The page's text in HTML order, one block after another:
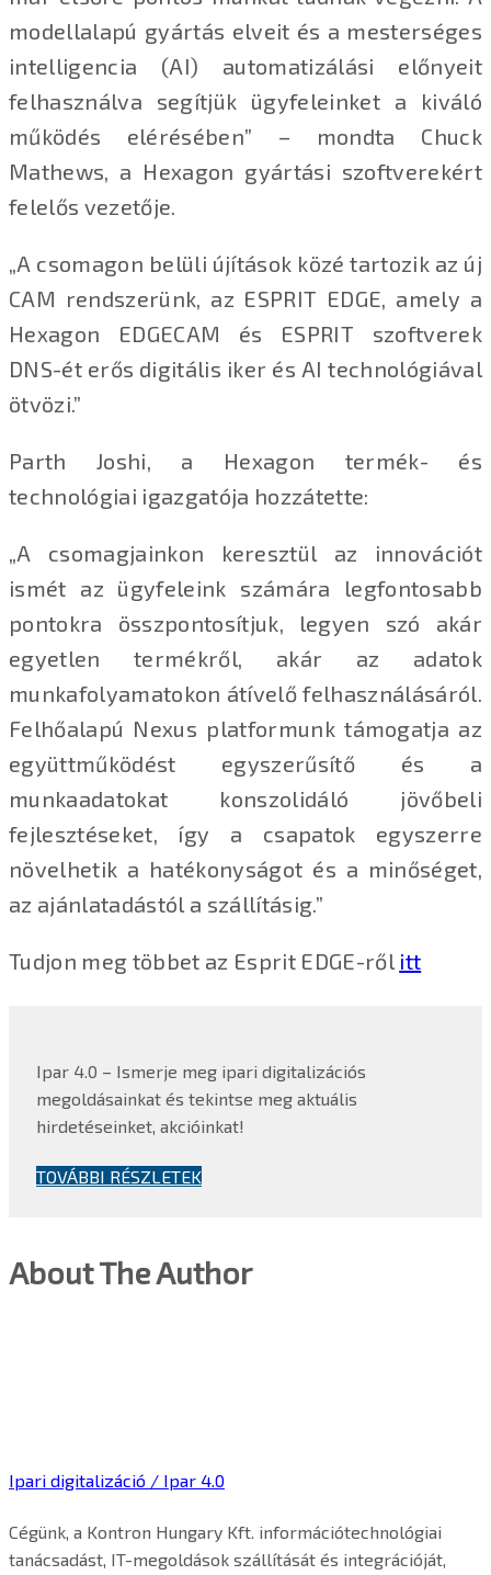
modellalapú gyártás elveit és a mesterséges
intelligencia (AI) automatizálási előnyeit
felhasználva segítjük ügyfeleinket a kiváló
működés elérésében” – mondta Chuck
Mathews, a Hexagon gyártási szoftverekért
felelős vezetője.
„A csomagon belüli újítások közé tartozik az új
CAM rendszerünk, az ESPRIT EDGE, amely a
Hexagon EDGECAM és ESPRIT szoftverek
DNS-ét erős digitális iker és AI technológiával
ötvözi.”
Parth Joshi, a Hexagon termék- és
technológiai igazgatója hozzátette:
„A csomagjainkon keresztül az innovációt
ismét az ügyfeleink számára legfontosabb
pontokra összpontosítjuk, legyen szó akár
egyetlen termékről, akár az adatok
munkafolyamatokon átívelő felhasználásáról.
Felhőalapú Nexus platformunk támogatja az
együttműködést egyszerűsítő és a
munkaadatokat konszolidáló jövőbeli
fejlesztéseket, így a csapatok egyszerre
növelhetik a hatékonyságot és a minőséget,
az ajánlatadástól a szállításig.”
Tudjon meg többet az Esprit EDGE-ről itt
Ipar 4.0 – Ismerje meg ipari digitalizációs
megoldásainkat és tekintse meg aktuális
hirdetéseinket, akcióinkat!
TOVÁBBI RÉSZLETEK
About The Author
Ipari digitalizáció / Ipar 4.0
Cégünk, a Kontron Hungary Kft. információtechnológiai
tanácsadást, IT-megoldások szállítását és integrációját,